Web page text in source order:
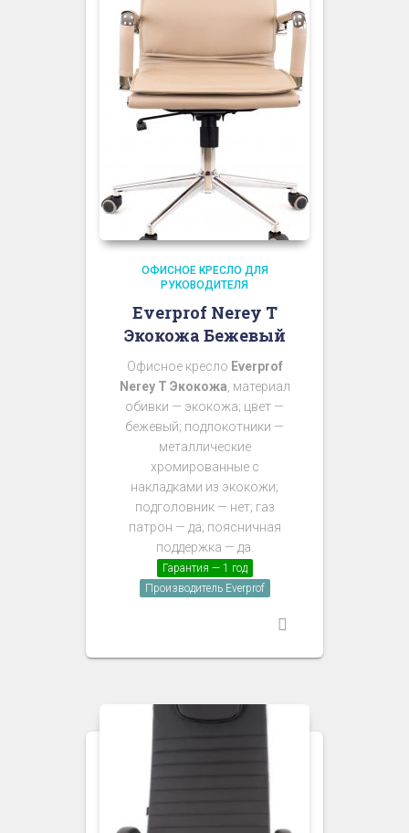
ОФИСНОЕ КРЕСЛО ДЛЯ
РУКОВОДИТЕЛЯ
Everprof Nerey T
Экокожа Бежевый
Офисное кресло Everprof
Nerey T Экокожа , материал
обивки — экокожа; цвет —
бежевый; подлокотники —
металлические
хромированные с
накладками из экокожи;
подголовник — нет; газ
патрон — да; поясничная
поддержка — да.
Гарантия — 1 год
Производитель Everprof